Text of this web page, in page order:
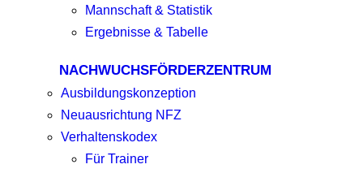
Mannschaft & Statistik
Ergebnisse & Tabelle
NACHWUCHSFÖRDERZENTRUM
Ausbildungskonzeption
Neuausrichtung NFZ
Verhaltenskodex
Für Trainer